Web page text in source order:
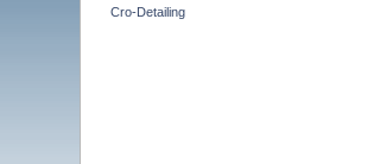
Cro-Detailing